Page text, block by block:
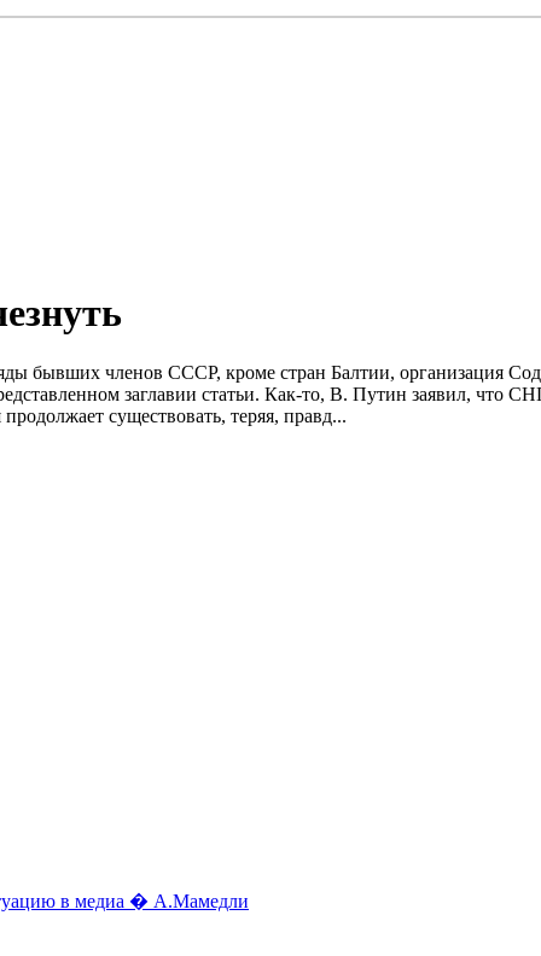
бывших членов СССР, кроме стран Балтии, организация
заглавии статьи. Как-то, B. Путин заявил, что
существовать, теряя, правд...